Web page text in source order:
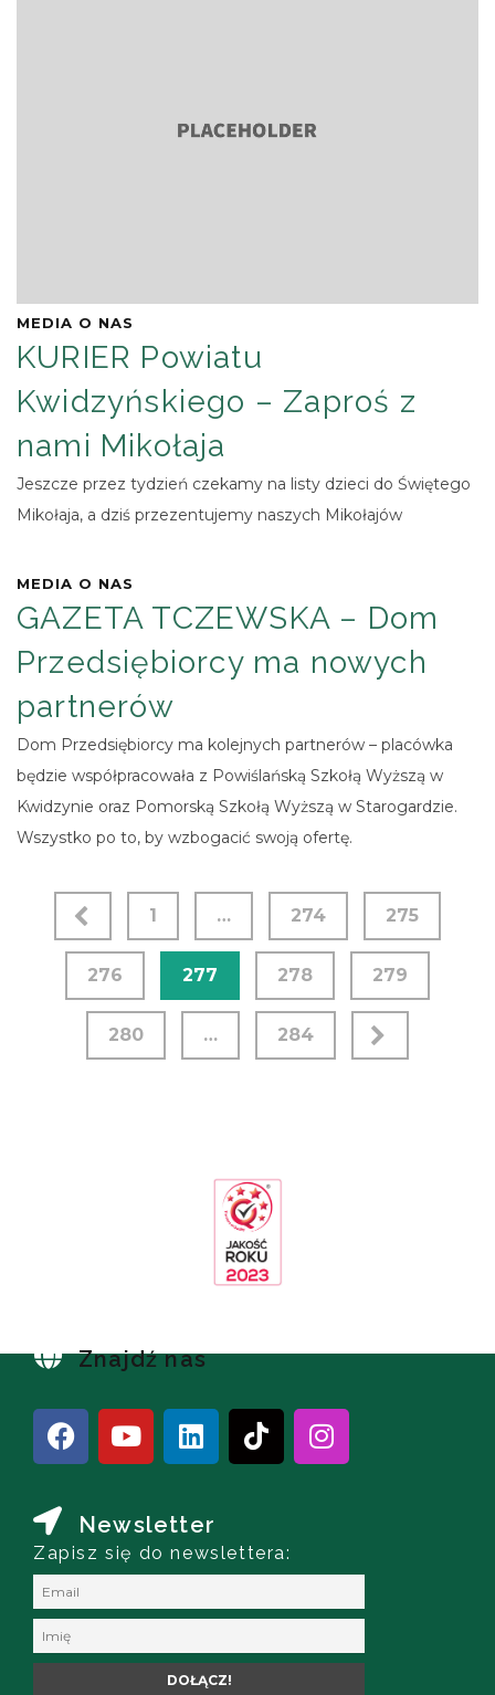
MEDIA O NAS
KURIER Powiatu
Kwidzyńskiego – Zaproś z
nami Mikołaja
Jeszcze przez tydzień czekamy na listy dzieci do Świętego
Mikołaja, a dziś przezentujemy naszych Mikołajów
MEDIA O NAS
GAZETA TCZEWSKA – Dom
Przedsiębiorcy ma nowych
partnerów
Dom Przedsiębiorcy ma kolejnych partnerów – placówka
będzie współpracowała z Powiślańską Szkołą Wyższą w
Kwidzynie oraz Pomorską Szkołą Wyższą w Starogardzie.
Wszystko po to, by wzbogacić swoją ofertę.
1 … 274 275
276 277 278 279
280 … 284
Znajdź nas
Newsletter
Zapisz się do newslettera: